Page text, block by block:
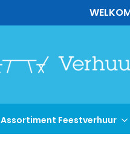
Assortiment Feestverhuur